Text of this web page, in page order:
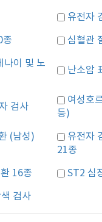
유전자
종 심혈관
나이 및 노
난소암
검사
여성호
등)
(남성)
유전자
21종
16종 ST2 심
검사